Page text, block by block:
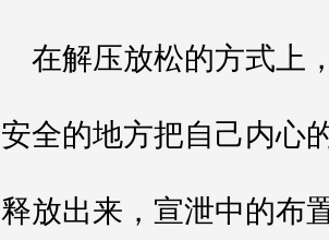
在解压放松的方式上
安全的地方把自己内心
释放出来，宣泄中的布